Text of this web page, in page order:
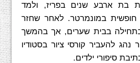
בת ארבע שנים בפריז, ולמד
חופשית במונמרטר. לאחר שחזר
בבית שערים, אך בהמשך
נהג להעביר קורסי ציור בסטודיו
סיפורי ילדים.